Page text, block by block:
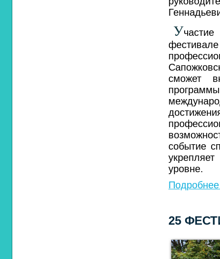
У
сможет
событие
уровне.
25